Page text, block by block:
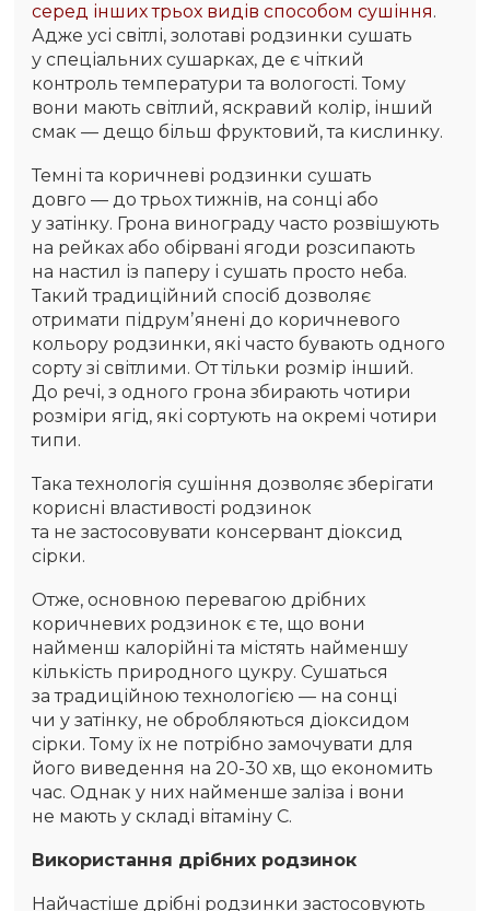
серед інших трьох видів способом сушіння.
Адже усі світлі, золотаві родзинки сушать
у спеціальних сушарках, де є чіткий
контроль температури та вологості. Тому
вони мають світлий, яскравий колір, інший
смак — дещо більш фруктовий, та кислинку.
Темні та коричневі родзинки сушать
довго — до трьох тижнів, на сонці або
у затінку. Грона винограду часто розвішують
на рейках або обірвані ягоди розсипають
на настил із паперу і сушать просто неба.
Такий традиційний спосіб дозволяє
отримати підрумʼянені до коричневого
кольору родзинки, які часто бувають одного
сорту зі світлими. От тільки розмір інший.
До речі, з одного грона збирають чотири
розміри ягід, які сортують на окремі чотири
типи.
Така технологія сушіння дозволяє зберігати
корисні властивості родзинок
та не застосовувати консервант діоксид
сірки.
Отже, основною перевагою дрібних
коричневих родзинок є те, що вони
найменш калорійні та містять найменшу
кількість природного цукру. Сушаться
за традиційною технологією — на сонці
чи у затінку, не обробляються діоксидом
сірки. Тому їх не потрібно замочувати для
його виведення на 20-30 хв, що економить
час. Однак у них найменше заліза і вони
не мають у складі вітаміну С.
Використання дрібних родзинок
Найчастіше дрібні родзинки застосовують